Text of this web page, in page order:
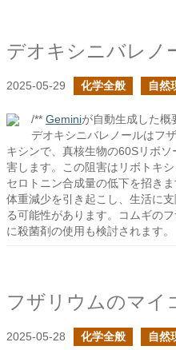
デオキシニバレノ
2025-05-29 化学全般 自然
/** Geminiが自動生成した概
デオキシニバレノールはフ
キシンで、真核生物の60Sリボ
害します。この阻害はリボトキ
セロトニン合成量の低下を招き
体重減少を引き起こし、生活に
る可能性があります。コムギの
に殺菌剤の使用も検討されます。
2025-05-28 化学全般 自然